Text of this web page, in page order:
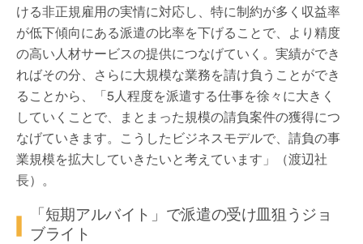
ける非正規雇用の実情に対応し、特に制約が多く収益率
が低下傾向にある派遣の比率を下げることで、より精度
の高い人材サービスの提供につなげていく。実績ができ
ればその分、さらに大規模な業務を請け負うことができ
ることから、「5人程度を派遣する仕事を徐々に大きく
していくことで、まとまった規模の請負案件の獲得につ
なげていきます。こうしたビジネスモデルで、請負の事
業規模を拡大していきたいと考えています」（渡辺社
長）。
「短期アルバイト」で派遣の受け皿狙うジョ
ブライト